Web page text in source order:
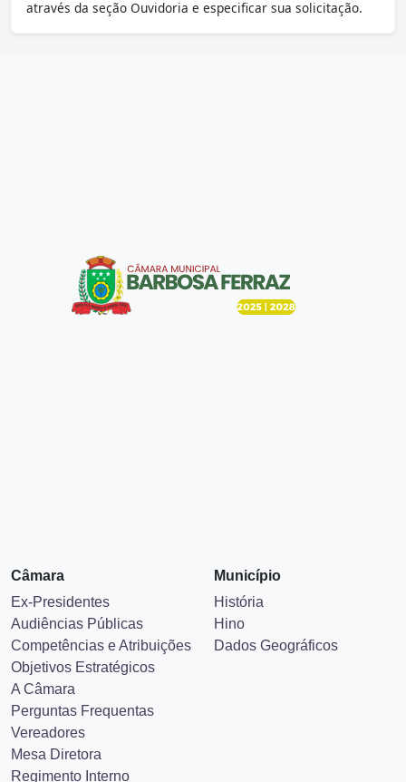
através da seção Ouvidoria e especificar sua solicitação.
Câmara
Ex-Presidentes
Audiências Públicas
Competências e Atribuições
Objetivos Estratégicos
A Câmara
Perguntas Frequentas
Vereadores
Mesa Diretora
Regimento Interno
Município
História
Hino
Dados Geográficos